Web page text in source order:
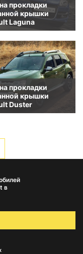
прокладки
крышки
Laguna
прокладки
крышки
Duster
в